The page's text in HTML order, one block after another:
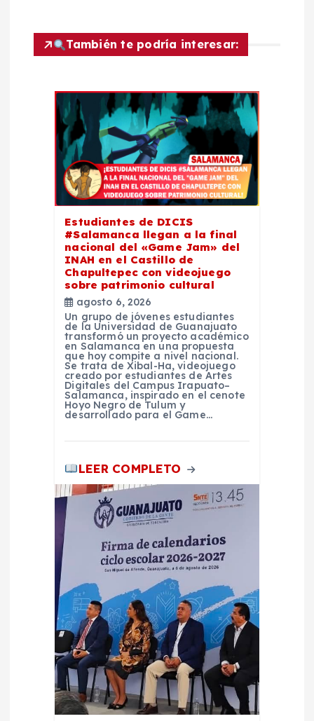
ó
También te podría interesar:
Estudiantes de DICIS
#Salamanca llegan a la final
nacional del «Game Jam» del
INAH en el Castillo de
Chapultepec con videojuego
sobre patrimonio cultural
agosto 6, 2026
Un grupo de jóvenes estudiantes
de la Universidad de Guanajuato
transformó un proyecto académico
en Salamanca en una propuesta
que hoy compite a nivel nacional.
Se trata de Xibal-Ha, videojuego
creado por estudiantes de Artes
Digitales del Campus Irapuato–
Salamanca, inspirado en el cenote
Hoyo Negro de Tulum y
desarrollado para el Game…
LEER COMPLETO